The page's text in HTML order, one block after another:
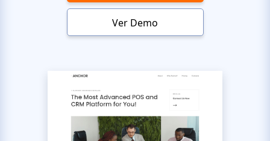
Ver Demo